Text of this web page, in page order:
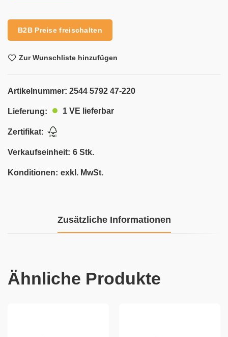
B2B Preise freischalten
Zur Wunschliste hinzufügen
Artikelnummer: 2544 5792 47-220
Lieferung: 1 VE lieferbar
Zertifikat:
Verkaufseinheit: 6 Stk.
Konditionen: exkl. MwSt.
Zusätzliche Informationen
Ähnliche Produkte